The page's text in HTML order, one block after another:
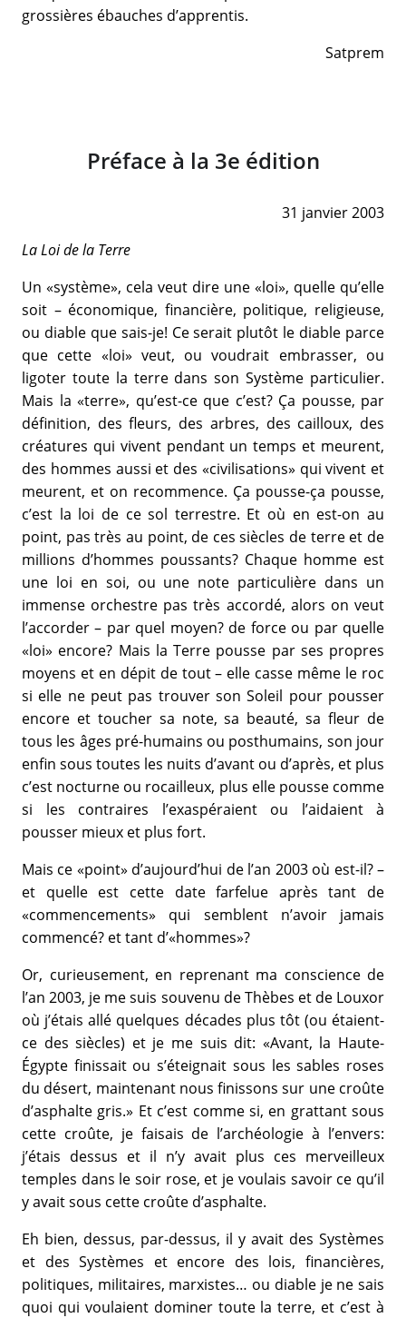
grossières ébauches d’apprentis.
Satprem
Préface à la 3e édition
31 janvier 2003
La Loi de la Terre
Un «système», cela veut dire une «loi», quelle qu’elle
soit – économique, financière, politique, religieuse,
ou diable que sais-je! Ce serait plutôt le diable parce
que cette «loi» veut, ou voudrait embrasser, ou
ligoter toute la terre dans son Système particulier.
Mais la «terre», qu’est-ce que c’est? Ça pousse, par
définition, des fleurs, des arbres, des cailloux, des
créatures qui vivent pendant un temps et meurent,
des hommes aussi et des «civilisations» qui vivent et
meurent, et on recommence. Ça pousse-ça pousse,
c’est la loi de ce sol terrestre. Et où en est-on au
point, pas très au point, de ces siècles de terre et de
millions d’hommes poussants? Chaque homme est
une loi en soi, ou une note particulière dans un
immense orchestre pas très accordé, alors on veut
l’accorder – par quel moyen? de force ou par quelle
«loi» encore? Mais la Terre pousse par ses propres
moyens et en dépit de tout – elle casse même le roc
si elle ne peut pas trouver son Soleil pour pousser
encore et toucher sa note, sa beauté, sa fleur de
tous les âges pré-humains ou posthumains, son jour
enfin sous toutes les nuits d’avant ou d’après, et plus
c’est nocturne ou rocailleux, plus elle pousse comme
si les contraires l’exaspéraient ou l’aidaient à
pousser mieux et plus fort.
Mais ce «point» d’aujourd’hui de l’an 2003 où est-il? –
et quelle est cette date farfelue après tant de
«commencements» qui semblent n’avoir jamais
commencé? et tant d’«hommes»?
Or, curieusement, en reprenant ma conscience de
l’an 2003, je me suis souvenu de Thèbes et de Louxor
où j’étais allé quelques décades plus tôt (ou étaient-
ce des siècles) et je me suis dit: «Avant, la Haute-
Égypte finissait ou s’éteignait sous les sables roses
du désert, maintenant nous finissons sur une croûte
d’asphalte gris.» Et c’est comme si, en grattant sous
cette croûte, je faisais de l’archéologie à l’envers:
j’étais dessus et il n’y avait plus ces merveilleux
temples dans le soir rose, et je voulais savoir ce qu’il
y avait sous cette croûte d’asphalte.
Eh bien, dessus, par-dessus, il y avait des Systèmes
et des Systèmes et encore des lois, financières,
politiques, militaires, marxistes… ou diable je ne sais
quoi qui voulaient dominer toute la terre, et c’est à